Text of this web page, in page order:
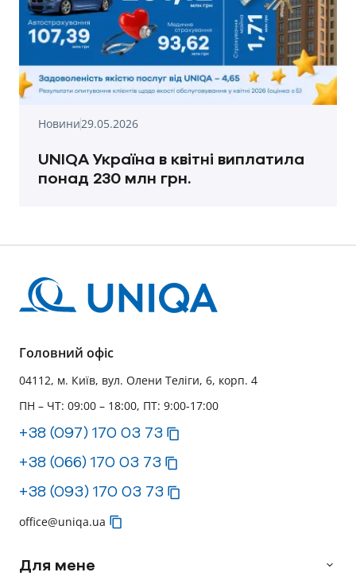
Новини29.05.2026
UNIQA Україна в квітні виплатила
понад 230 млн грн.
Головний офіс
04112, м. Київ, вул. Олени Теліги, 6, корп. 4
ПН – ЧТ: 09:00 – 18:00, ПТ: 9:00-17:00
+38 (097) 170 03 73
+38 (066) 170 03 73
+38 (093) 170 03 73
office@uniqa.ua
Для мене